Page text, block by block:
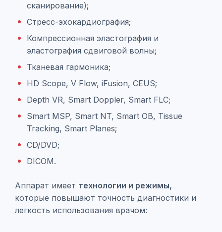
сканирование);
Стресс-эхокардиография;
Компрессионная эластография и
эластография сдвиговой волны;
Тканевая гармоника;
HD Scope, V Flow, iFusion, CEUS;
Depth VR, Smart Doppler, Smart FLC;
Smart MSP, Smart NT, Smart OB, Tissue
Tracking, Smart Planes;
CD/DVD;
DICOM.
Аппарат имеет технологии и режимы,
которые повышают точность диагностики и
легкость использования врачом: